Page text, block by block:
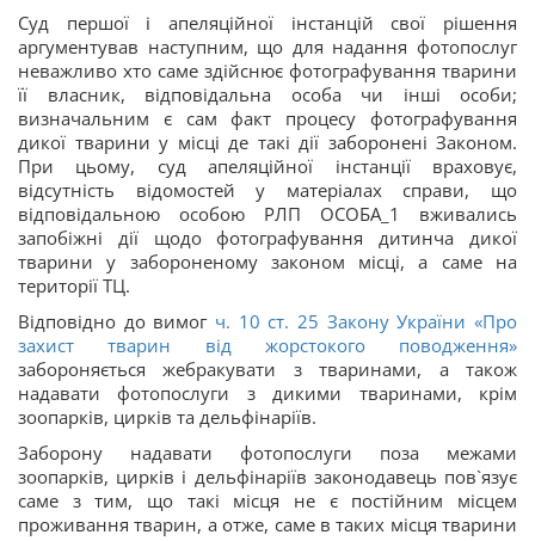
Суд першої і апеляційної інстанцій свої рішення
аргументував наступним, що для надання фотопослуг
неважливо хто саме здійснює фотографування тварини
її власник, відповідальна особа чи інші особи;
визначальним є сам факт процесу фотографування
дикої тварини у місці де такі дії заборонені Законом.
При цьому, суд апеляційної інстанції враховує,
відсутність відомостей у матеріалах справи, що
відповідальною особою РЛП ОСОБА_1 вживались
запобіжні дії щодо фотографування дитинча дикої
тварини у забороненому законом місці, а саме на
території ТЦ.
Відповідно до вимог ч. 10 ст. 25 Закону України «Про
захист тварин від жорстокого поводження»
забороняється жебракувати з тваринами, а також
надавати фотопослуги з дикими тваринами, крім
зоопарків, цирків та дельфінаріїв.
Заборону надавати фотопослуги поза межами
зоопарків, цирків і дельфінаріїв законодавець пов`язує
саме з тим, що такі місця не є постійним місцем
проживання тварин, а отже, саме в таких місця тварини